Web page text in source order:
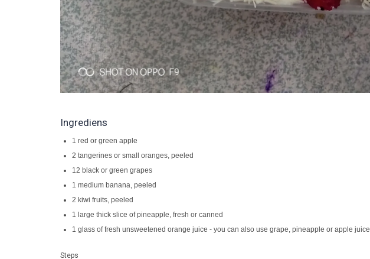
Ingrediens
1 red or green apple
2 tangerines or small oranges, peeled
12 black or green grapes
1 medium banana, peeled
2 kiwi fruits, peeled
1 large thick slice of pineapple, fresh or canned
1 glass of fresh unsweetened orange juice - you can also use grape, pineapple or apple juice
Steps